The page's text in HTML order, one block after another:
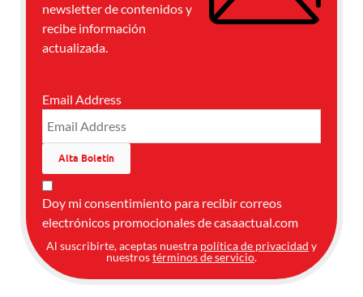
newsletter de contenidos y
recibe información
actualizada.
Email Address
Doy mi consentimiento para recibir correos
electrónicos promocionales de casaactual.com
Al suscribirte, aceptas nuestra política de privacidad y
nuestrostérminos de servicio.